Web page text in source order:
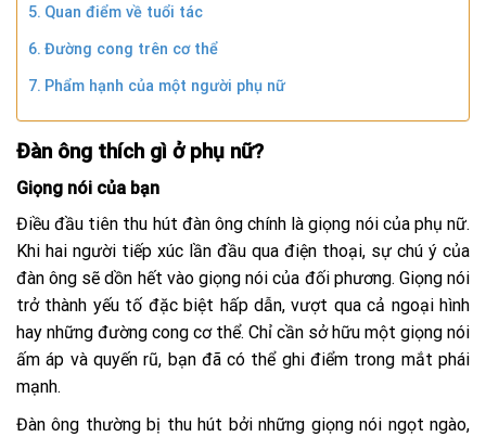
Quan điểm về tuổi tác
Đường cong trên cơ thể
Phẩm hạnh của một người phụ nữ
Đàn ông thích gì ở phụ nữ?
Giọng nói của bạn
Điều đầu tiên thu hút đàn ông chính là giọng nói của phụ nữ.
Khi hai người tiếp xúc lần đầu qua điện thoại, sự chú ý của
đàn ông sẽ dồn hết vào giọng nói của đối phương. Giọng nói
trở thành yếu tố đặc biệt hấp dẫn, vượt qua cả ngoại hình
hay những đường cong cơ thể. Chỉ cần sở hữu một giọng nói
ấm áp và quyến rũ, bạn đã có thể ghi điểm trong mắt phái
mạnh.
Đàn ông thường bị thu hút bởi những giọng nói ngọt ngào,